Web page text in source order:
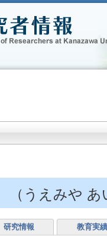
（うえみや あ
研究情報 教育実績